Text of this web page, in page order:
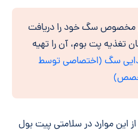
مخصوص سگ خود را دریافت
تغذیه پت بوم، آن را تهیه
غذایی سگ (اختصاصی توسط
این موارد در سلامتی پیت بول